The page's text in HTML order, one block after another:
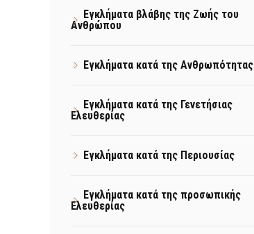
Εγκλήματα βλάβης της Ζωής του
Ανθρώπου
Εγκλήματα κατά της Ανθρωπότητας
Εγκλήματα κατά της Γενετήσιας
Ελευθερίας
Εγκλήματα κατά της Περιουσίας
Εγκλήματα κατά της προσωπικής
Ελευθερίας